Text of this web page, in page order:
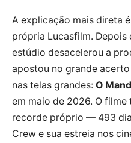
A explicação mais direta
própria Lucasfilm. Depois
estúdio desacelerou a
apostou no grande
nas telas grandes: O
em maio de 2026. O
recorde próprio — 493
Crew e sua estreia nos